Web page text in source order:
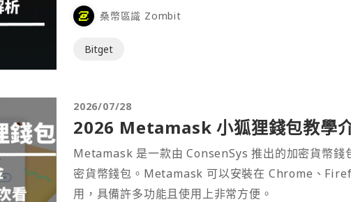
桑幣區識 Zombit
Bitget
2026/07/28
2026 Metamask 小狐狸錢包教學
Metamask 是一款由 ConsenSys 推出的加密貨幣錢
密貨幣錢包。Metamask 可以安裝在 Chrome、
用，具備許多功能且使用上非常方便。